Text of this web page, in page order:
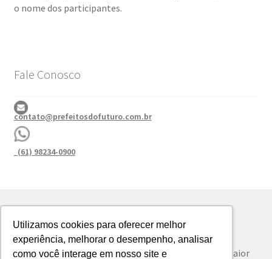
Utilizamos cookies para oferecer melhor
experiência, melhorar o desempenho, analisar
como você interage em nosso site e
o nome dos participantes.
Fale Conosco
contato@prefeitosdofuturo.com.br
(61) 98234-0900
POLÍTICA DE CANCELAMENTO DA INSCRIÇÃO
© Prefeitos do Futuro 2023Prefeitos do Futuro - O maior